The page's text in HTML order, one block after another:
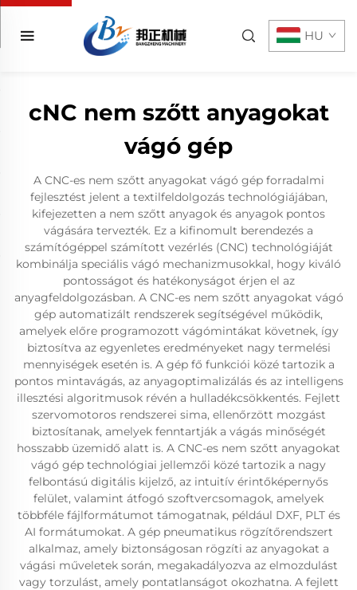
HU
cNC nem szőtt anyagokat
vágó gép
A CNC-es nem szőtt anyagokat vágó gép forradalmi
fejlesztést jelent a textilfeldolgozás technológiájában,
kifejezetten a nem szőtt anyagok és anyagok pontos
vágására tervezték. Ez a kifinomult berendezés a
számítógéppel számított vezérlés (CNC) technológiáját
kombinálja speciális vágó mechanizmusokkal, hogy kiváló
pontosságot és hatékonyságot érjen el az
anyagfeldolgozásban. A CNC-es nem szőtt anyagokat vágó
gép automatizált rendszerek segítségével működik,
amelyek előre programozott vágómintákat követnek, így
biztosítva az egyenletes eredményeket nagy termelési
mennyiségek esetén is. A gép fő funkciói közé tartozik a
pontos mintavágás, az anyagoptimalizálás és az intelligens
illesztési algoritmusok révén a hulladékcsökkentés. Fejlett
szervomotoros rendszerei sima, ellenőrzött mozgást
biztosítanak, amelyek fenntartják a vágás minőségét
hosszabb üzemidő alatt is. A CNC-es nem szőtt anyagokat
vágó gép technológiai jellemzői közé tartozik a nagy
felbontású digitális kijelző, az intuitív érintőképernyős
felület, valamint átfogó szoftvercsomagok, amelyek
többféle fájlformátumot támogatnak, például DXF, PLT és
AI formátumokat. A gép pneumatikus rögzítőrendszert
alkalmaz, amely biztonságosan rögzíti az anyagokat a
vágási műveletek során, megakadályozva az elmozdulást
vagy torzulást, amely pontatlanságot okozhatna. A fejlett